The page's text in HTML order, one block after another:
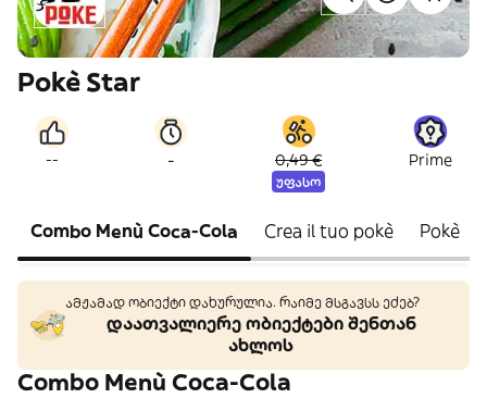
Pokè Star
-- - 0,49 €
უფასო
Prime
Combo Menù Coca-Cola Crea il tuo pokè Pokè
ამჟამად ობიექტი დახურულია. რაიმე მსგავსს ეძებ?
დაათვალიერე ობიექტები შენთან
ახლოს
Combo Menù Coca-Cola